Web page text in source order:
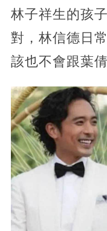
林子祥生的孩
對，林信德日
該也不會跟葉